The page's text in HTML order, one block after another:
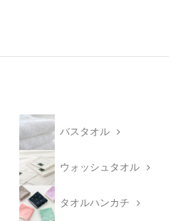
バスタオル
ウォッシュタオル
タオルハンカチ